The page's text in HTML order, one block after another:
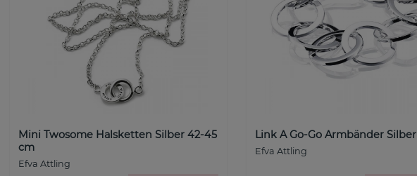
Mini Twosome Halsketten Silber 42-45
cm
Efva Attling
Link A Go-Go Armbänder Silber
Efva Attling